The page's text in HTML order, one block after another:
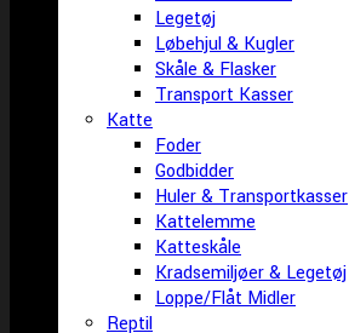
Legetøj
Løbehjul & Kugler
Skåle & Flasker
Transport Kasser
Katte
Foder
Godbidder
Huler & Transportkasser
Kattelemme
Katteskåle
Kradsemiljøer & Legetøj
Loppe/Flåt Midler
Reptil